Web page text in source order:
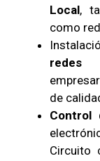
Local,
como
redes
de
Control
Circuito